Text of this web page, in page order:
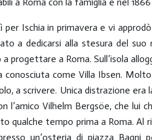
per Ischia in primavera e vi
a dedicarsi alla stesura del suo
progettare a Roma. Sull’isola
conosciuta come Villa Ibsen.
a scrivere. Unica distrazione era
l’amico Vilhelm Bergsöe, che lui
qualche tempo prima a Roma. Al
un’osteria di piazza Bagni